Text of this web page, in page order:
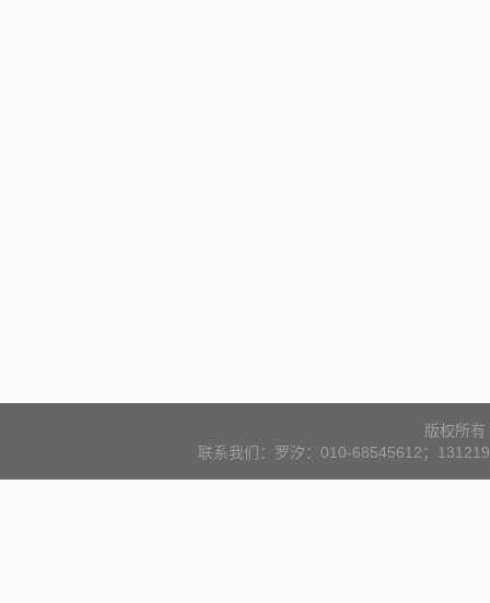
版权所
联系我们：罗汐：010-68545612；